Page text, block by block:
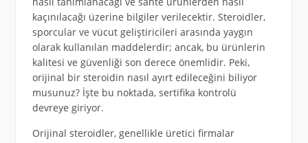
kaçınılacağı üzerine bilgiler verilecektir. Steroidler,
sporcular ve vücut geliştiricileri arasında yaygın
olarak kullanılan maddelerdir; ancak, bu ürünlerin
kalitesi ve güvenliği son derece önemlidir. Peki,
orijinal bir steroidin nasıl ayırt edileceğini biliyor
musunuz? İşte bu noktada, sertifika kontrolü
devreye giriyor.
Orijinal steroidler, genellikle üretici firmalar